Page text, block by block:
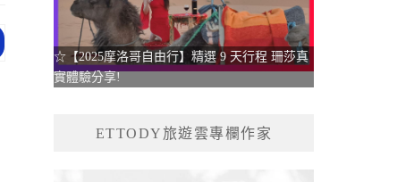
☆【2025摩洛哥自由行】精選 9 天行程 珊莎真
實體驗分享!
ETTODY旅遊雲專欄作家